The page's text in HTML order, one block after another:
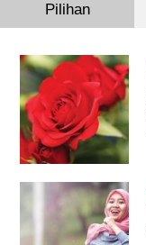
Pilihan